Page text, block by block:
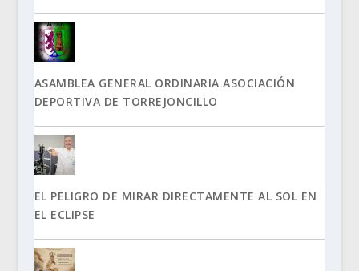
ASAMBLEA GENERAL ORDINARIA ASOCIACIÓN
DEPORTIVA DE TORREJONCILLO
EL PELIGRO DE MIRAR DIRECTAMENTE AL SOL EN
EL ECLIPSE